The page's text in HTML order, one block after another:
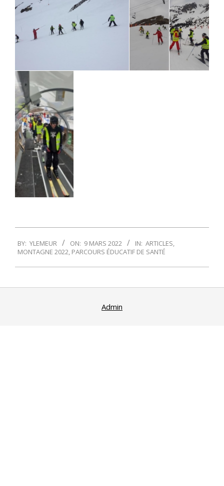
03-
BY: YLEMEUR ON: 9 MARS 2022 IN: ARTICLES,
MONTAGNE 2022, PARCOURS ÉDUCATIF DE SANTÉ
Admin